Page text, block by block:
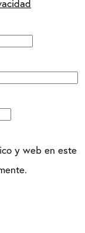
y web en este